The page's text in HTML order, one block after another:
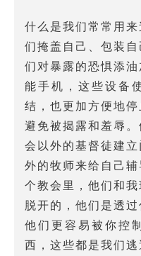
什么是我们常常用
们掩盖自己、包装
们对暴露的恐惧添
能手机，这些设备
结，也更加方便地
避免被揭露和羞辱
会以外的基督徒建
外的牧师来给自己
个教会里，他们和
脱开的，他们是透
他们更容易被你控
西，这些都是我们